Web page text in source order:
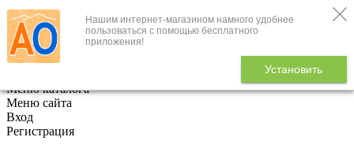
Нашим интернет-магазином намного удобнее
пользоваться с помощью бесплатного
приложения!
Установить
+7 (495) 646-888-1
В корзине
Меню каталога
Меню сайта
Вход
Регистрация